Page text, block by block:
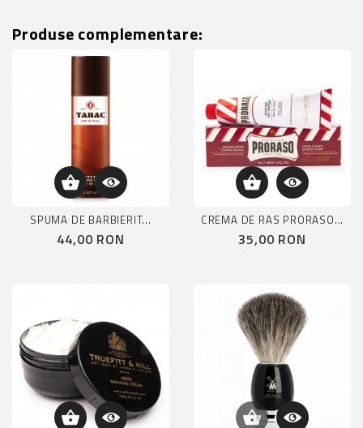
Produse complementare:
SPUMA DE BARBIERIT...
Pret
44,00 RON
CREMA DE RAS PRORASO...
Pret
35,00 RON